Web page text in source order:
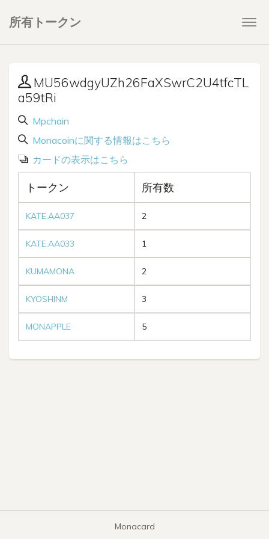
所有トークン
MU56wdgyUZh26FaXSwrC2U4tfcTL
a59tRi
Mpchain
Monacoinに関する情報はこちら
カードの表示はこちら
トークン 所有数
KATE.AA037 2
KATE.AA033 1
KUMAMONA 2
KYOSHINM 3
MONAPPLE 5
Monacard